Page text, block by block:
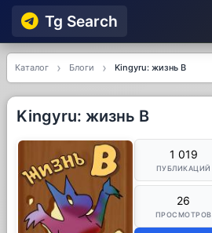
Tg Searсh
Каталог Блоги Kingyru: жизнь В
Kingyru: жизнь В
1 019
ПУБЛИКАЦИЙ
26
ПРОСМОТРОВ